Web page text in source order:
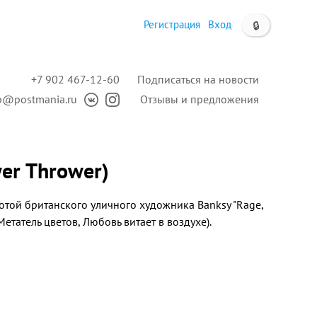
🔒
Регистрация Вход
Подписаться на новости
Отзывы и предложения
+7 902 467-12-60
Thrower)
британского уличного художника Banksy "Rage,
цветов, Любовь витает в воздухе).